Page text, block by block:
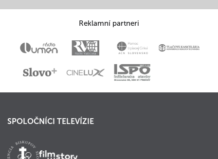
Reklamní partneri
SPOLOČNÍCI TELEVÍZIE